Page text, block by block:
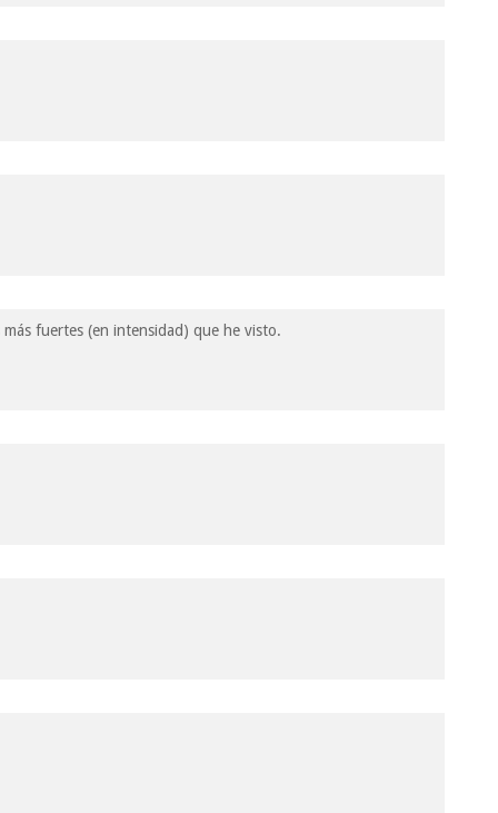
fuertes (en intensidad) que he visto.